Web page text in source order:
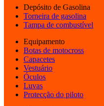
Depósito de Gasolina
Torneira de gasolina
Tampa de combustível
Equipamento
Botas de motocross
Capacetes
Vestuário
Óculos
Luvas
Protecção do piloto